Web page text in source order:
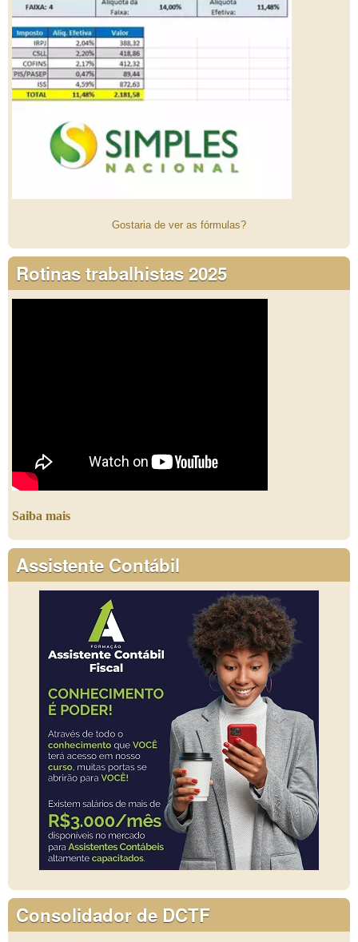
Gostaria de ver as fórmulas?
Rotinas trabalhistas 2025
Saiba mais
Assistente Contábil
Consolidador de DCTF